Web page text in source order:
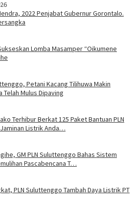
2022 Penjabat Gubernur Gorontalo.
Lomba Masamper “Oikumene
Petani Kacang Tilihuwa Makin
Telah Mulus Dipaving
Terhibur Berkat 125 Paket Bantuan PLN
Listrik Anda…
GM PLN Suluttenggo Bahas Sistem
Pascabencana T…
PLN Suluttenggo Tambah Daya Listrik PT